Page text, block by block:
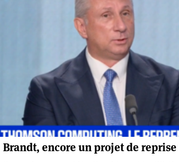
Brandt, encore un projet de